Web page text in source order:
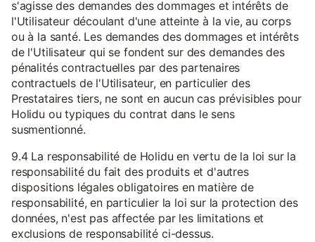
s'agisse des demandes des dommages et intérêts de
l'Utilisateur découlant d'une atteinte à la vie, au corps
ou à la santé. Les demandes des dommages et intérêts
de l'Utilisateur qui se fondent sur des demandes des
pénalités contractuelles par des partenaires
contractuels de l'Utilisateur, en particulier des
Prestataires tiers, ne sont en aucun cas prévisibles pour
Holidu ou typiques du contrat dans le sens
susmentionné.
9.4 La responsabilité de Holidu en vertu de la loi sur la
responsabilité du fait des produits et d'autres
dispositions légales obligatoires en matière de
responsabilité, en particulier la loi sur la protection des
données, n'est pas affectée par les limitations et
exclusions de responsabilité ci-dessus.